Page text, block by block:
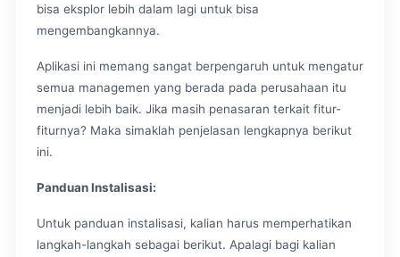
bisa eksplor lebih dalam lagi untuk bisa
mengembangkannya.
Aplikasi ini memang sangat berpengaruh untuk mengatur
semua managemen yang berada pada perusahaan itu
menjadi lebih baik. Jika masih penasaran terkait fitur-
fiturnya? Maka simaklah penjelasan lengkapnya berikut
ini.
Panduan Instalisasi:
Untuk panduan instalisasi, kalian harus memperhatikan
langkah-langkah sebagai berikut. Apalagi bagi kalian